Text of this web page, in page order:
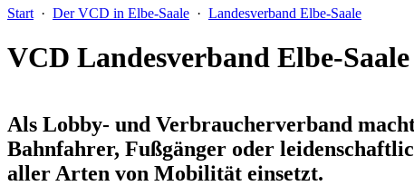
Start · Der VCD in Elbe-Saale · Landesverband Elbe-Saale
VCD Landesverband Elbe-Saale
Als Lobby- und Verbraucherverband
Bahnfahrer, Fußgänger oder
aller Arten von Mobilität einsetzt.